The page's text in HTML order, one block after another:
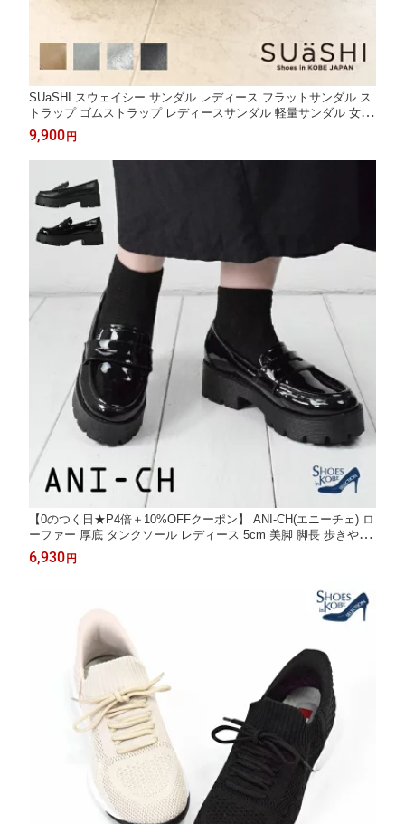
SUaSHI スウェイシー サンダル レディース フラットサンダル ス
トラップ ゴムストラップ レディースサンダル 軽量サンダル 女性
用サンダル ストラップサンダルレディース レディース夏サンダ
ル フラット 軽い 痛くない 疲れない スアシ 日本製 2cm [FOO-MI
-R1170]
9,900円
【0のつく日★P4倍＋10%OFFクーポン】 ANI-CH(エニーチェ) ロ
ーファー 厚底 タンクソール レディース 5cm 美脚 脚長 歩きやす
い やわからい カジュアル 通勤 通学 靴 シューズ 定番 春 夏 秋 冬
ブラック エナメル [foo-lm-z-8013]
6,930円